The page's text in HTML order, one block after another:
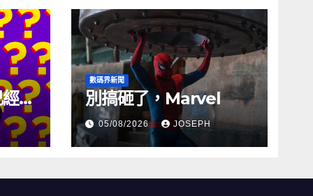
幾
數碼界新聞
別搞砸了，Marvel
05/08/2026 JOSEPH